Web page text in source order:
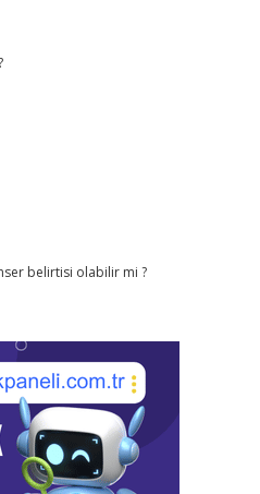
belirtisi olabilir mi ?